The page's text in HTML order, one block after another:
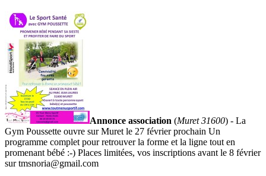
Annonce association (Muret 31600) - La
Gym Poussette ouvre sur Muret le 27 février prochain Un
programme complet pour retrouver la forme et la ligne tout en
promenant bébé :-) Places limitées, vos inscriptions avant le 8 février
sur tmsnoria@gmail.com